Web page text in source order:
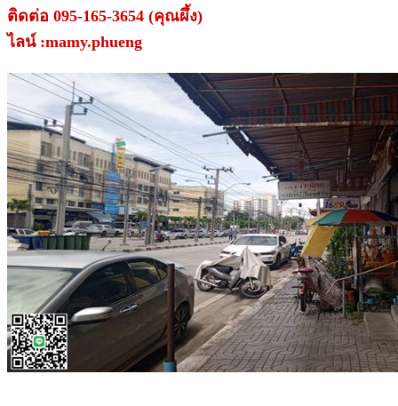
ติดต่อ 095-165-3654 (คุณผึ้ง)
ไลน์ :mamy.phueng